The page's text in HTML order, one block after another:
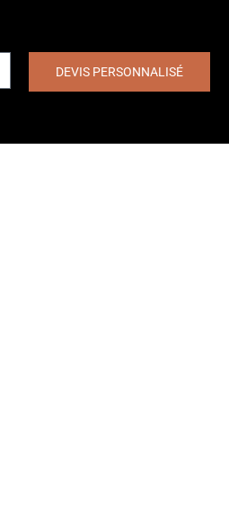
DEVIS PERSONNALISÉ